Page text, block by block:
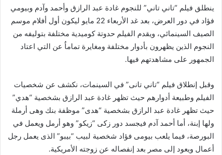
ينطلق فيلم “تاني تاني” للنجوم غادة عبد الرازق وأحمد وآدم وبيومي
فؤاد في دور العرض، بعد غد الأربعاء 22 مايو ليكون أول أفلام موسم
الصيف السينمائي، ويقدم الفيلم حدوتة كوميدية مختلفة بتوليفه من
النجوم الذين يظهرون بأدوار مختلفة ومغايرة تماماُ عن التي اعتاد
الجمهور على مشاهدتهم فيها.
وقبل إنطلاق فيلم “تاني تانى” في السينمات، نكشف عن شخصيات
الفيلم وطبيعة أدوارهم حيث تظهر غادة عبد الرازق بشخصية “هدي”
حيث تظهر غادة عبد الرازق بشخصية “هدى” موظفة بنك وهى أرملة
ولها إبنة، أما أحمد آدم فيجسد دور زكى “زيكو” وهو أرمل ويعمل في
البورصة، فيما يلعب بيومى فؤاد شخصية لبيب “بيبو” الذى يعمل رجل
أعمال ويعود إلى مصر بعد إنفصاله عن زوجته الأمريكية.